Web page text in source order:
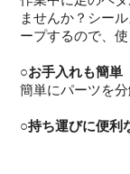
ませんか？シー
ープするので、
○お手入れも簡単
簡単にパーツを
○持ち運びに便利